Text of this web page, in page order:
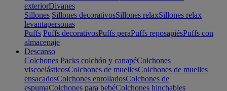
exteriorDivanes
Sillones Sillones decorativosSillones relaxSillones relax
levantapersonas
Puffs Puffs decorativosPuffs peraPuffs reposapiésPuffs con
almacenaje
Descanso
Colchones Packs colchón y canapéColchones
viscoelásticosColchones de muellesColchones de muelles
ensacadosColchones enrolladosColchones de
espumaColchones para bebéColchones hinchables